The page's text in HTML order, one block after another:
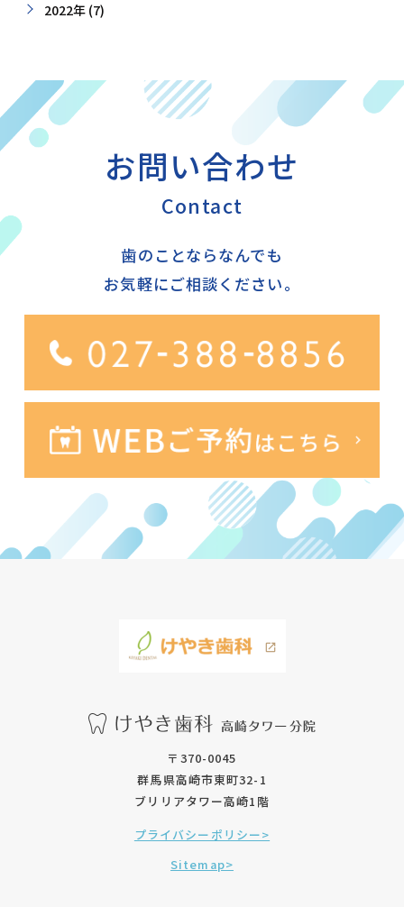
2022年 (7)
お問い合わせ
Contact
歯のことならなんでも
お気軽にご相談ください。
〒370-0045
群馬県高崎市東町32-1
ブリリアタワー高崎1階
プライバシーポリシー>
Sitemap>